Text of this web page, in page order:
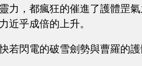
力，都瘋狂的催進了護體罡
近乎成倍的上升。
若閃電的破雪劍勢與曹羅的